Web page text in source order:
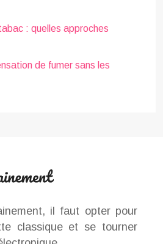
: quelles approches
de fumer sans les
il faut opter pour
classique et se tourner